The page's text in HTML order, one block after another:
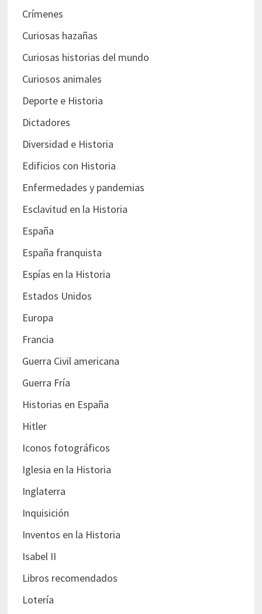
Crímenes
Curiosas hazañas
Curiosas historias del mundo
Curiosos animales
Deporte e Historia
Dictadores
Diversidad e Historia
Edificios con Historia
Enfermedades y pandemias
Esclavitud en la Historia
España
España franquista
Espías en la Historia
Estados Unidos
Europa
Francia
Guerra Civil americana
Guerra Fría
Historias en España
Hitler
Iconos fotográficos
Iglesia en la Historia
Inglaterra
Inquisición
Inventos en la Historia
Isabel II
Libros recomendados
Lotería